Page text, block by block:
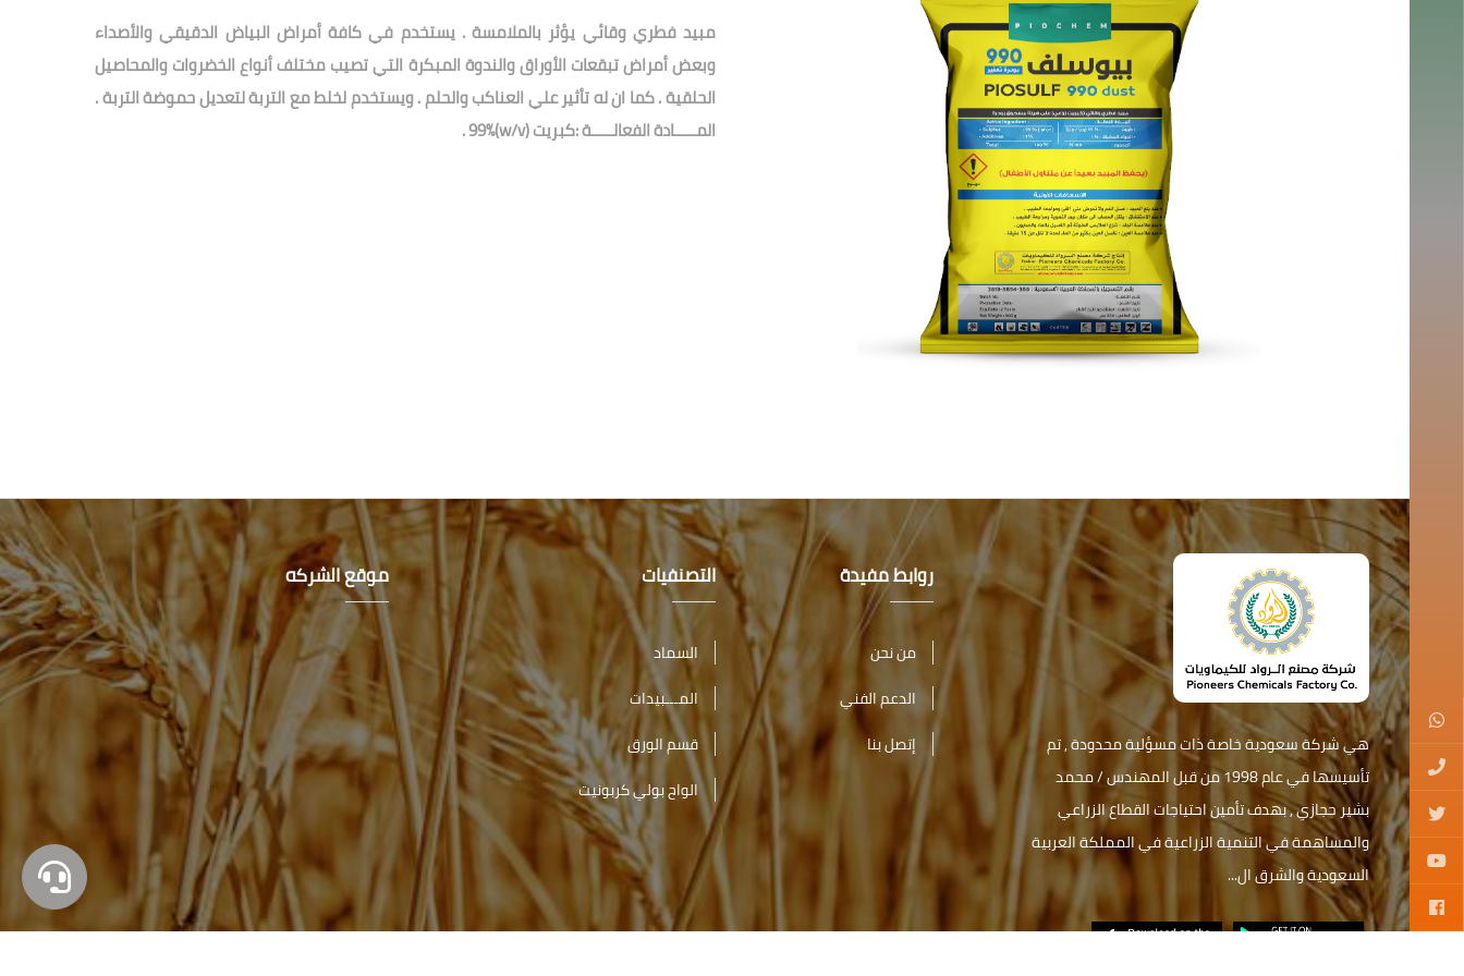
مبيد فطري وقائي يؤثر بالملامسة . يستخدم في كافة أمراض البياض الدقيقي والأصداء
وبعض أمراض تبقعات الأوراق والندوة المبكرة التي تصيب مختلف أنواع الخضروات والمحاصيل
الحلقية . كما ان له تأثير علي العناكب والحلم . ويستخدم لخلط مع التربة لتعديل حموضة التربة .
المـــــادة الفعالـــــة :كبريت (w/v)99% .
هي شركة سعودية خاصة ذات مسؤلية محدودة , تم
تأسيسها في عام 1998 من قبل المهندس / محمد
بشير حجازي , بهدف تأمين احتياجات القطاع الزراعي
والمساهمة في التنمية الزراعية في المملكة العربية
السعودية والشرق ال...
روابط مفيدة
من نحن
الدعم الفني
إتصل بنا
التصنفيات
السماد
المـــبيدات
قسم الورق
الواح بولي كربونيت
موقع الشركه